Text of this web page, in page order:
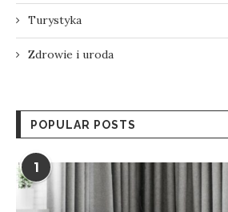
Turystyka
Zdrowie i uroda
POPULAR POSTS
1